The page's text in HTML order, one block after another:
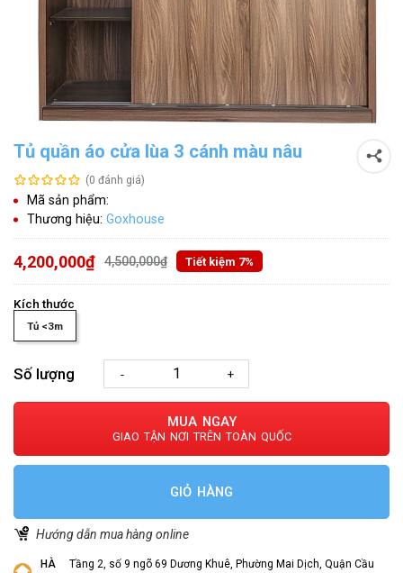
Tủ quần áo cửa lùa 3 cánh màu nâu
(0 đánh giá)
Mã sản phẩm:
Thương hiệu: Goxhouse
4,200,000₫ 4,500,000₫ Tiết kiệm 7%
Kích thước
Tủ <3m
Số lượng - +
MUA NGAY
GIAO TẬN NƠI TRÊN TOÀN QUỐC
GIỎ HÀNG
Hướng dẫn mua hàng online
HÀ
Tầng 2, số 9 ngõ 69 Dương Khuê, Phường Mai Dịch, Quận Cầu